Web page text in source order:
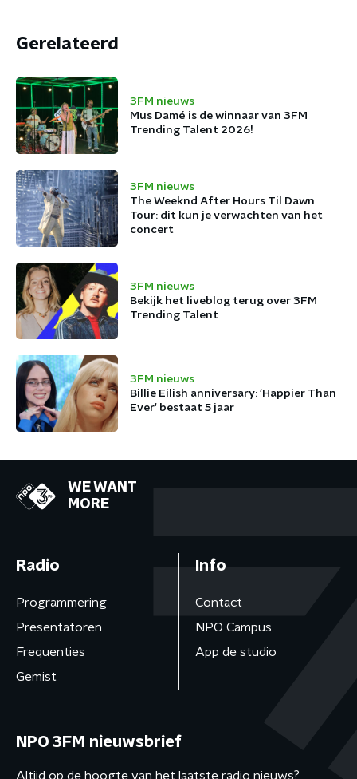
Gerelateerd
3FM nieuws
Mus Damé is de winnaar van 3FM
Trending Talent 2026!
3FM nieuws
The Weeknd After Hours Til Dawn
Tour: dit kun je verwachten van het
concert
3FM nieuws
Bekijk het liveblog terug over 3FM
Trending Talent
3FM nieuws
Billie Eilish anniversary: 'Happier Than
Ever' bestaat 5 jaar
WE WANT
MORE
Radio
Programmering
Presentatoren
Frequenties
Gemist
Info
Contact
NPO Campus
App de studio
NPO 3FM nieuwsbrief
Altijd op de hoogte van het laatste radio nieuws?